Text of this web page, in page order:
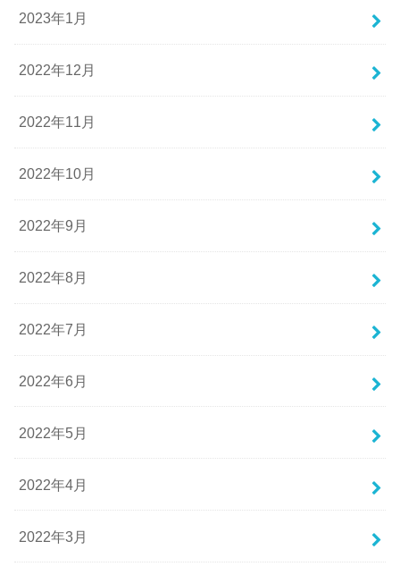
2023年1月
2022年12月
2022年11月
2022年10月
2022年9月
2022年8月
2022年7月
2022年6月
2022年5月
2022年4月
2022年3月